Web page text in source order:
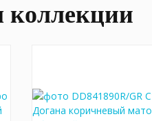
коллекции